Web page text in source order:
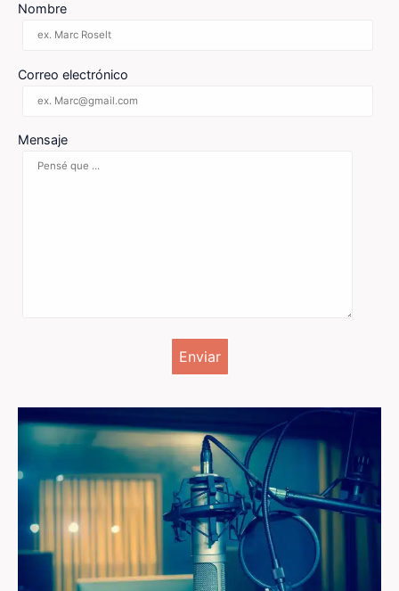
Nombre
Correo electrónico
Mensaje